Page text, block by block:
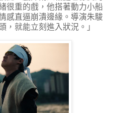
很重的戲，他搭著動力小船
感直逼崩潰邊緣。導演朱駿
，就能立刻進入狀況。」